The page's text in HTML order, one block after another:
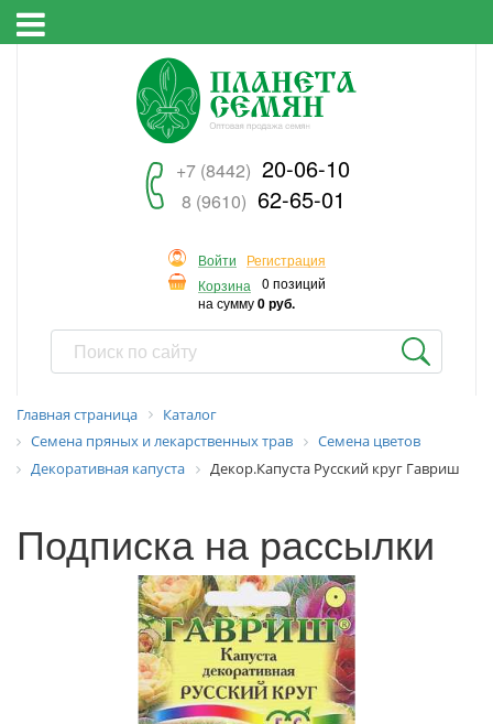
+7 (8442) 20-06-10
8 (9610) 62-65-01
Войти
Регистрация
Корзина
0 позиций
на сумму0 руб.
Главная страница
Каталог
Семена пряных и лекарственных трав
Семена цветов
Декоративная капуста
Декор.Капуста Русский круг Гавриш
Подписка на рассылки